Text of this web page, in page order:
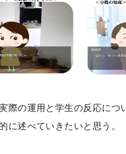
際の運用と学生の反応につ
に述べていきたいと思う。